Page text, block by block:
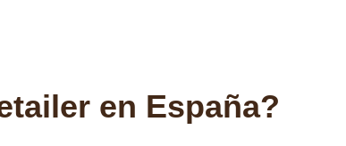
en España?